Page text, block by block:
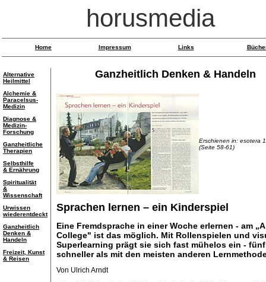
horusmedia
Home Impressum Links
Alternative
Heilmittel
Alchemie &
Paracelsus-
Medizin
Diagnose &
Medizin-
Forschung
Ganzheitliche
Therapien
Selbsthilfe
& Ernährung
Spiritualität
&
Wissenschaft
Urwissen
wiederentdeckt
Ganzheitlich
Denken &
Handeln
Freizeit, Kunst
& Reisen
Ganzheitlich Denken & Handeln
Erschienen in: esotera
(Seite 58-61)
Sprachen lernen – ein Kinderspiel
Eine Fremdsprache in einer Woche erlernen - am
College" ist das möglich. Mit Rollenspielen und
Superlearning prägt sie sich fast mühelos ein -
schneller als mit den meisten anderen
Von Ulrich Arndt